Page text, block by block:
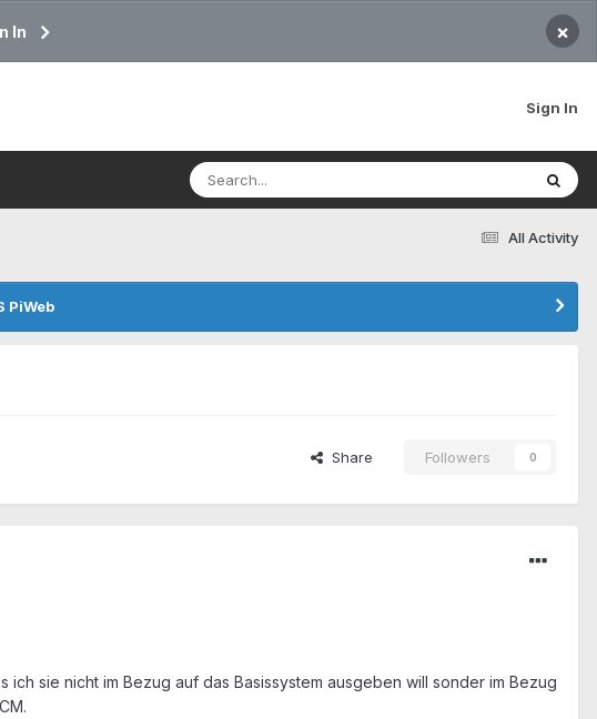
In ×
Sign In
All Activity
PiWeb
Share Followers 0
sie nicht im Bezug auf das Basissystem ausgeben will sonder im Bezug